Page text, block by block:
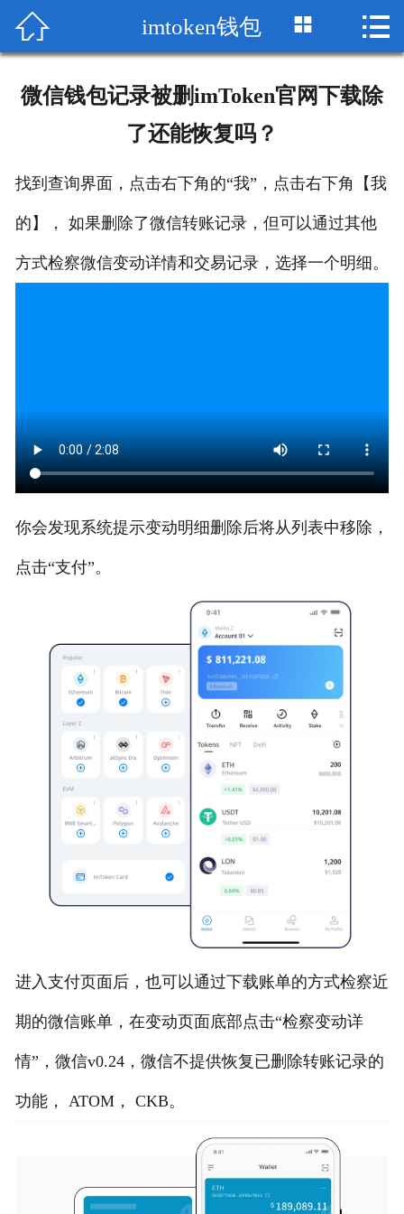
 首页
imToken钱包官网
 imtoken钱包  
微信钱包记录被删imToken官网下载除
了还能恢复吗？
找到查询界面，点击右下角的“我”，点击右下角【我
的】， 如果删除了微信转账记录，但可以通过其他
方式检察微信变动详情和交易记录，选择一个明细。
你会发现系统提示变动明细删除后将从列表中移除，
点击“支付”。
进入支付页面后，也可以通过下载账单的方式检察近
期的微信账单，在变动页面底部点击“检察变动详
情”，微信v0.24，微信不提供恢复已删除转账记录的
功能， ATOM， CKB。